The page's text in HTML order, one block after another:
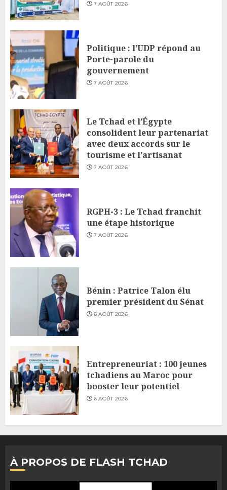
7 AOÛT 2026
Politique : l’UDP répond au
Porte-parole du
gouvernement
7 AOÛT 2026
Le Tchad et l’Égypte
consolident leur partenariat
avec deux accords sur le
tourisme et l’artisanat
7 AOÛT 2026
RGPH-3 : Le Tchad franchit
une étape historique
7 AOÛT 2026
Bénin : Patrice Talon élu
premier président du Sénat
6 AOÛT 2026
Entrepreneuriat : 100 jeunes
tchadiens au Maroc pour
booster leur potentiel
6 AOÛT 2026
À PROPOS DE FLASH TCHAD